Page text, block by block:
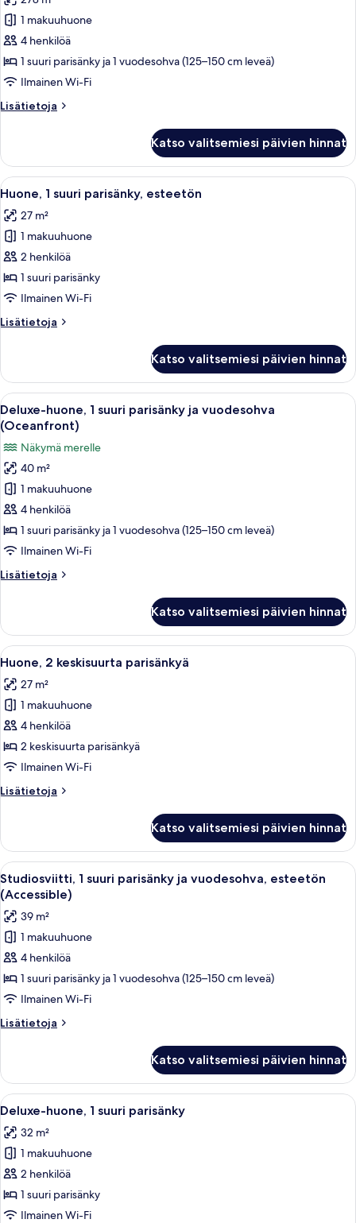
Bedroom
huonetyypin
Kattohuoneisto,
1
suuri
parisänky
vuodesohva
1 makuuhuone
4 henkilöä
1 suuri parisänky ja 1 vuodesohva (125–150 cm leveä)
Ilmainen Wi-Fi
Lisätietoja
Lisätietoja
suuri
parisänky
ja
Katso valitsemiesi päivien hinnat
Avaa
kaikki
huonetyypin
Huone,
1
suuri
parisänky,
kuvat
Moderni hotellihuone, jossa on
4
Huone, 1 suuri parisänky, esteetön
27 m²
1 makuuhuone
2 henkilöä
1 suuri parisänky
Ilmainen Wi-Fi
Lisätietoja
Lisätietoja
suuri
parisänky,
esteetön
Katso valitsemiesi päivien hinnat
Avaa
kaikki
huonetyypin
Deluxe-
huone,
suuri
parisänky
ja
(Oceanfront)
Lomakeskus, jossa on uima-allas, ja
7
Deluxe-huone, 1 suuri parisänky ja vuodesohva
(Oceanfront)
Näkymä merelle
40 m²
1 makuuhuone
4 henkilöä
1 suuri parisänky ja 1 vuodesohva (125–150 cm leveä)
Ilmainen Wi-Fi
Lisätietoja
Lisätietoja
1
suuri
parisänky
vuodesohva
(Oceanfront)
Katso valitsemiesi päivien hinnat
Avaa
kaikki
huonetyypin
Huone,
2
keskisuurta
parisänkyä
Moderni hotellihuone, jossa on
5
Huone, 2 keskisuurta parisänkyä
27 m²
1 makuuhuone
4 henkilöä
2 keskisuurta parisänkyä
Ilmainen Wi-Fi
Lisätietoja
Lisätietoja
keskisuurta
parisänkyä
Katso valitsemiesi päivien hinnat
Avaa
kaikki
huonetyypin
Studiosviitti,
suuri
parisänky
ja
vuodesohva,
esteetön
kuvat
Moderni hotellihuone, jossa on
5
Studiosviitti, 1 suuri parisänky ja vuodesohva, esteetön
(Accessible)
39 m²
1 makuuhuone
4 henkilöä
1 suuri parisänky ja 1 vuodesohva (125–150 cm leveä)
Ilmainen Wi-Fi
Lisätietoja
Lisätietoja
suuri
parisänky
ja
esteetön
(Accessible)
Katso valitsemiesi päivien hinnat
Avaa
kaikki
huonetyypin
Deluxe-
huone,
1
suuri
Moderni hotellihuone, jossa on suuri
5
Deluxe-huone, 1 suuri parisänky
32 m²
1 makuuhuone
2 henkilöä
1 suuri parisänky
Ilmainen Wi-Fi